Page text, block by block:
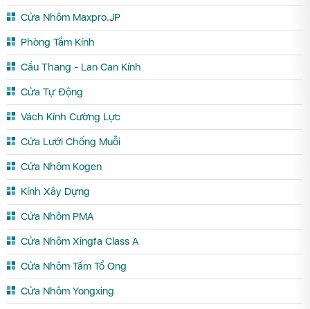
Cửa Nhôm Maxpro.JP
Phòng Tắm Kính
Cầu Thang - Lan Can Kính
Cửa Tự Động
Vách Kính Cường Lực
Cửa Lưới Chống Muỗi
Cửa Nhôm Kogen
Kính Xây Dựng
Cửa Nhôm PMA
Cửa Nhôm Xingfa Class A
Cửa Nhôm Tấm Tổ Ong
Cửa Nhôm Yongxing